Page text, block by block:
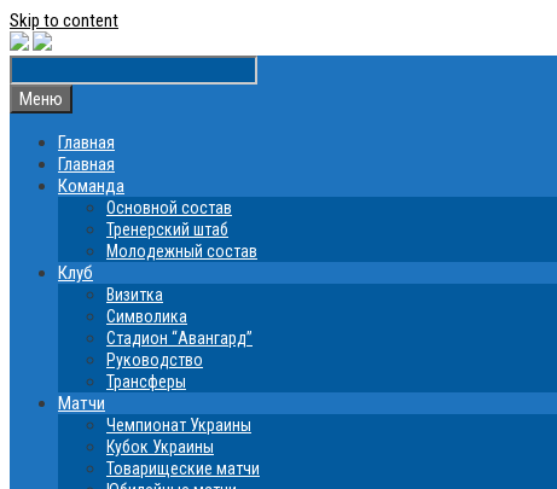
Skip to content
Меню
Главная
Главная
Команда
Основной состав
Тренерский штаб
Молодежный состав
Клуб
Визитка
Символика
Стадион “Авангард”
Руководство
Трансферы
Матчи
Чемпионат Украины
Кубок Украины
Товарищеские матчи